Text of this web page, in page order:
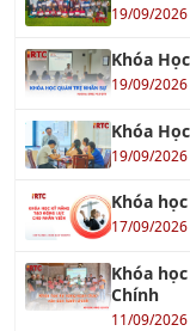
19/09/2026
Khóa
19/09/2026
Khóa
19/09/2026
Khóa
17/09/2026
Khóa
Chính
11/09/2026